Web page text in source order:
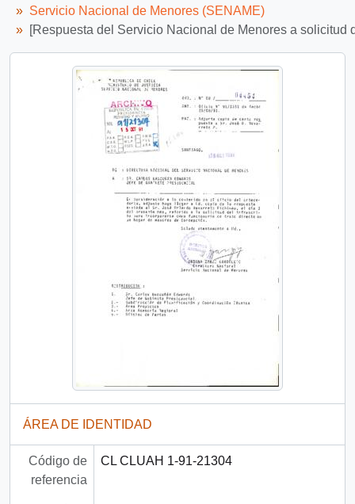
Servicio Nacional de Menores (SENAME)
[Respuesta del Servicio Nacional de Menores a solicitud
ÁREA DE IDENTIDAD
Código de
referencia
CL CLUAH 1-91-21304